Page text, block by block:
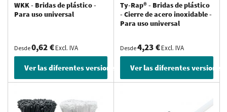
WKK - Bridas de plástico -
Para uso universal
Desde0,62 €Excl. IVA
Ver las diferentes versiones
Ty-Rap® - Bridas de plástico
- Cierre de acero inoxidable -
Para uso universal
Desde4,23 €Excl. IVA
Ver las diferentes versiones